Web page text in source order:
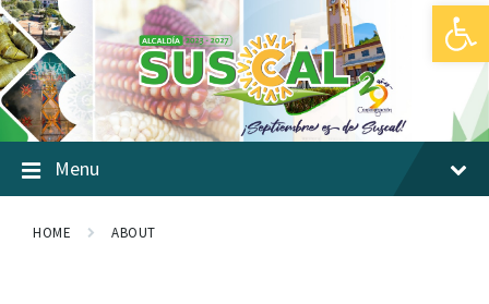
Abrir barra de herramientas
Skip
to
content
Skip
to
main
navigation
Skip
to
footer
Menu
HOME ABOUT